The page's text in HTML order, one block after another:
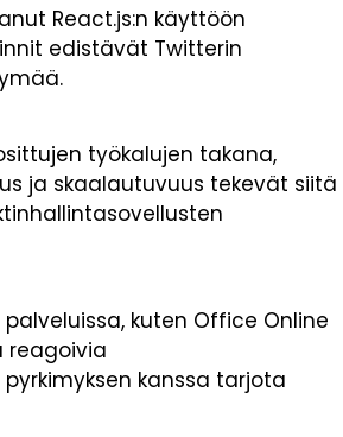
React.js:n käyttöön
edistävät Twitterin
työkalujen takana,
ja skaalautuvuus tekevät siitä
kuten Office Online
reagoivia
kanssa tarjota